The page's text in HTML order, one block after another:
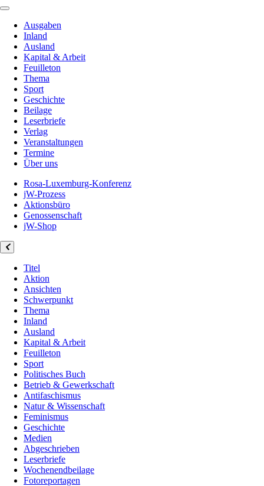
Ausgaben
Inland
Ausland
Kapital & Arbeit
Feuilleton
Thema
Sport
Geschichte
Beilage
Leserbriefe
Verlag
Veranstaltungen
Termine
Über uns
Rosa-Luxemburg-Konferenz
jW-Prozess
Aktionsbüro
Genossenschaft
jW-Shop
Titel
Aktion
Ansichten
Schwerpunkt
Thema
Inland
Ausland
Kapital & Arbeit
Feuilleton
Sport
Politisches Buch
Betrieb & Gewerkschaft
Antifaschismus
Natur & Wissenschaft
Feminismus
Geschichte
Medien
Abgeschrieben
Leserbriefe
Wochenendbeilage
Fotoreportagen